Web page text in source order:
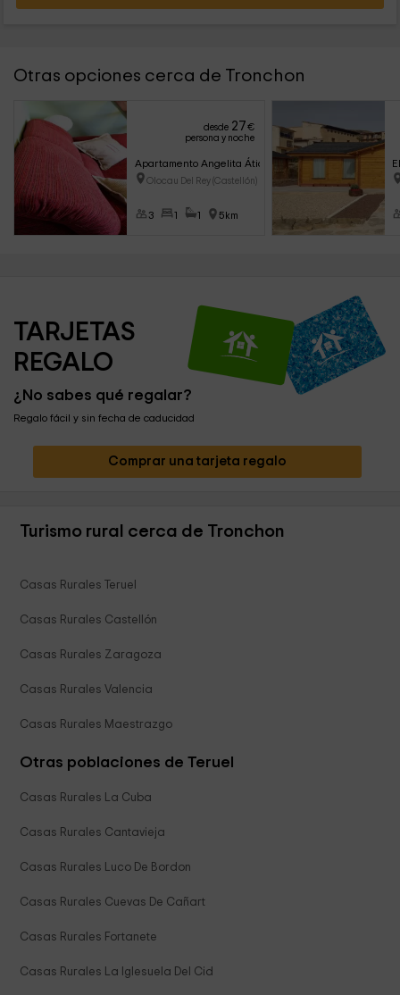
Otras opciones cerca de Tronchon
desde 27€
persona y noche
Apartamento Angelita Ático
Olocau Del Rey (Castellón)
3 1 1 5km
TARJETAS
REGALO
¿No sabes qué regalar?
Regalo fácil y sin fecha de caducidad
Comprar una tarjeta regalo
Turismo rural cerca de Tronchon
Casas Rurales Teruel
Casas Rurales Castellón
Casas Rurales Zaragoza
Casas Rurales Valencia
Casas Rurales Maestrazgo
Otras poblaciones de Teruel
Casas Rurales La Cuba
Casas Rurales Cantavieja
Casas Rurales Luco De Bordon
Casas Rurales Cuevas De Cañart
Casas Rurales Fortanete
Casas Rurales La Iglesuela Del Cid